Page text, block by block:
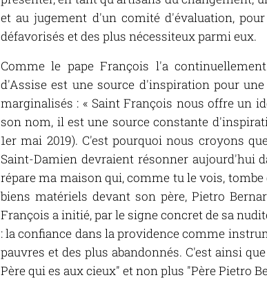
et au jugement d'un comité d'évaluation,
défavorisés et des plus nécessiteux parmi eux.
Comme le pape François l'a
d'Assise est une source d'inspiration pour
marginalisés : « Saint François nous offre un
son nom, il est une source constante
1er mai 2019). C'est pourquoi nous croyons
Saint-Damien devraient résonner aujourd'hui
répare ma maison qui, comme tu le vois,
biens matériels devant son père, Pietro
François a initié, par le signe concret de sa
: la confiance dans la providence comme
pauvres et des plus abandonnés. C'est ainsi
Père qui es aux cieux" et non plus "Père Pietro